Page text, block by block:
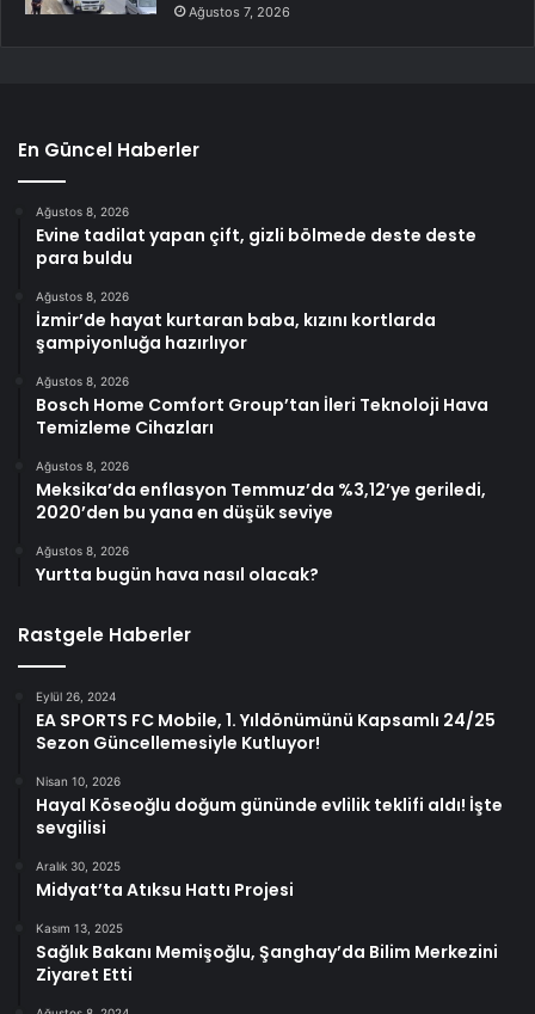
Ağustos 7, 2026
En Güncel Haberler
Ağustos 8, 2026
Evine tadilat yapan çift, gizli bölmede deste deste
para buldu
Ağustos 8, 2026
İzmir’de hayat kurtaran baba, kızını kortlarda
şampiyonluğa hazırlıyor
Ağustos 8, 2026
Bosch Home Comfort Group’tan İleri Teknoloji Hava
Temizleme Cihazları
Ağustos 8, 2026
Meksika’da enflasyon Temmuz’da %3,12’ye geriledi,
2020’den bu yana en düşük seviye
Ağustos 8, 2026
Yurtta bugün hava nasıl olacak?
Rastgele Haberler
Eylül 26, 2024
EA SPORTS FC Mobile, 1. Yıldönümünü Kapsamlı 24/25
Sezon Güncellemesiyle Kutluyor!
Nisan 10, 2026
Hayal Köseoğlu doğum gününde evlilik teklifi aldı! İşte
sevgilisi
Aralık 30, 2025
Midyat’ta Atıksu Hattı Projesi
Kasım 13, 2025
Sağlık Bakanı Memişoğlu, Şanghay’da Bilim Merkezini
Ziyaret Etti